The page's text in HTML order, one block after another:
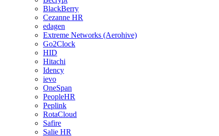
BlackBerry
Cezanne HR
edagen
Extreme Networks (Aerohive)
Go2Clock
HID
Hitachi
Idency
ievo
OneSpan
PeopleHR
Peplink
RotaCloud
Safire
Salie HR